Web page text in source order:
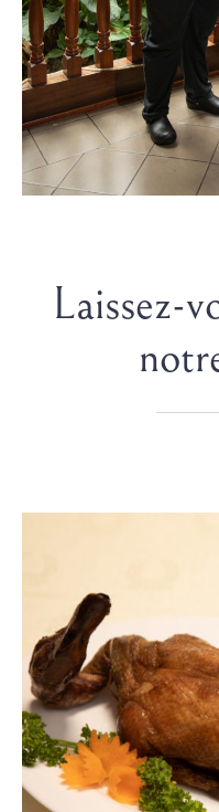
Laissez-